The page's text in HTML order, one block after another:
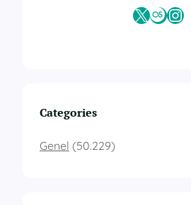
X Last.fmInstagram
Categories
Genel (50.229)